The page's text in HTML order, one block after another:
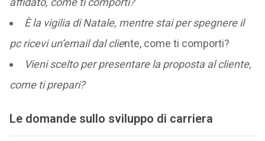
È la vigilia di Natale, mentre stai per spegnere il
pc ricevi un’email dal cliente, come ti comporti?
Vieni scelto per presentare la proposta al cliente,
come ti prepari?
Le domande sullo sviluppo di carriera